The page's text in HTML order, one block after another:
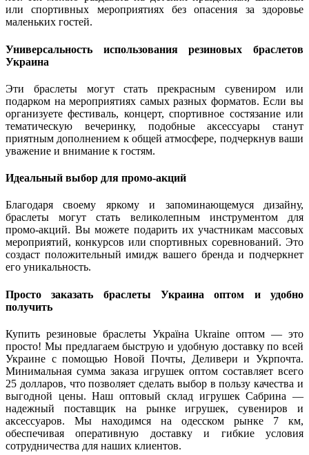
или спортивных мероприятиях без опасения за здоровье
маленьких гостей.
Универсальность использования резиновых браслетов
Украина
Эти браслеты могут стать прекрасным сувениром или
подарком на мероприятиях самых разных форматов. Если вы
организуете фестиваль, концерт, спортивное состязание или
тематическую вечеринку, подобные аксессуары станут
приятным дополнением к общей атмосфере, подчеркнув ваши
уважение и внимание к гостям.
Идеальный выбор для промо-акций
Благодаря своему яркому и запоминающемуся дизайну,
браслеты могут стать великолепным инструментом для
промо-акций. Вы можете подарить их участникам массовых
мероприятий, конкурсов или спортивных соревнований. Это
создаст положительный имидж вашего бренда и подчеркнет
его уникальность.
Просто заказать браслеты Украина оптом и удобно
получить
Купить резиновые браслеты Україна Ukraine оптом — это
просто! Мы предлагаем быструю и удобную доставку по всей
Украине с помощью Новой Почты, Деливери и Укрпочта.
Минимальная сумма заказа игрушек оптом составляет всего
25 долларов, что позволяет сделать выбор в пользу качества и
выгодной цены. Наш оптовый склад игрушек Сабрина —
надежный поставщик на рынке игрушек, сувениров и
аксессуаров. Мы находимся на одесском рынке 7 км,
обеспечивая оперативную доставку и гибкие условия
сотрудничества для наших клиентов.